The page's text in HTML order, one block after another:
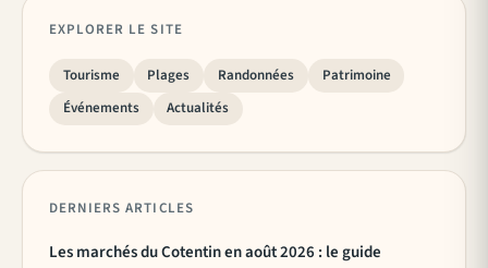
EXPLORER LE SITE
Tourisme Plages Randonnées
Patrimoine
Événements
Actualités
DERNIERS ARTICLES
Les marchés du Cotentin en août 2026 : le guide